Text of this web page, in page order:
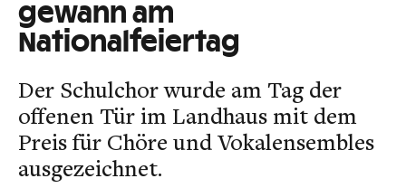
gewann am
Nationalfeiertag
Der Schulchor wurde am Tag der
offenen Tür im Landhaus mit dem
Preis für Chöre und Vokalensembles
ausgezeichnet.